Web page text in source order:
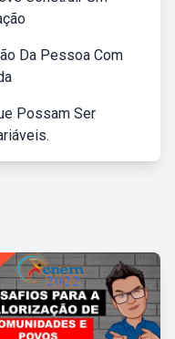
Da Pessoa Com
Possam Ser